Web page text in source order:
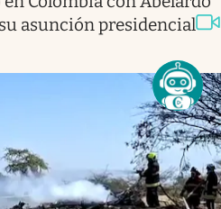
asunción presidencial